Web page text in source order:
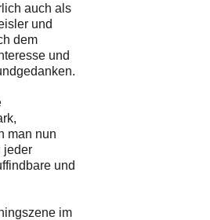
auch als
und
dem
und
man nun
jeder
und
im